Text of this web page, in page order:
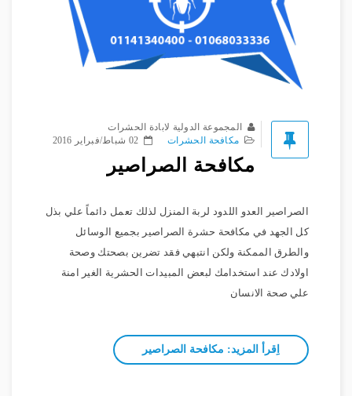
المجموعة الدولية لابادة الحشرات
مكافحة الحشرات
02 شباط/فبراير 2016
مكافحة الصراصير
الصراصير العدو اللدود لربة المنزل لذلك تعمل دائماً علي بذل
كل الجهد في مكافحة حشرة الصراصير بجميع الوسائل
والطرق الممكنة ولكن انتبهي فقد تضرين بصحتك وصحة
اولادك عند استخدامك لبعض المبيدات الحشرية الغير امنة
علي صحة الانسان
اِقرأ المزيد: مكافحة الصراصير